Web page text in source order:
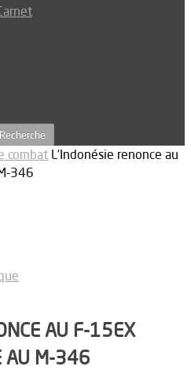
combat L’Indonésie renonce au
346
AU F-15EX
AU M-346